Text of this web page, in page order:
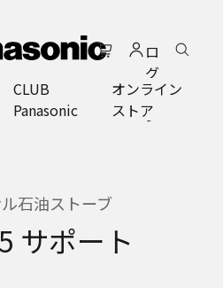
ロ
グ
イ
ン
CLUB
Panasonic
オンライン
ストア
石油ストーブ
サポート